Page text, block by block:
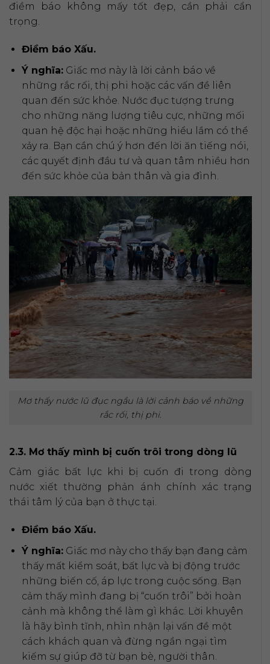
điềm báo không mấy tốt đẹp, cần phải cẩn
trọng.
Điềm báo Xấu.
Ý nghĩa:Giấc mơ này là lời cảnh báo về
những rắc rối, thị phi hoặc các vấn đề liên
quan đến sức khỏe. Nước đục tượng trưng
cho những năng lượng tiêu cực, những mối
quan hệ độc hại hoặc những hiểu lầm có thể
xảy ra. Bạn cần chú ý hơn đến lời ăn tiếng nói,
các quyết định đầu tư và quan tâm nhiều hơn
đến sức khỏe của bản thân và gia đình.
Mơ thấy nước lũ đục ngầu là lời cảnh báo về những
rắc rối, thị phi.
2.3. Mơ thấy mình bị cuốn trôi trong dòng lũ
Cảm giác bất lực khi bị cuốn đi trong dòng
nước xiết thường phản ánh chính xác trạng
thái tâm lý của bạn ở thực tại.
Điềm báo Xấu.
Ý nghĩa:Giấc mơ này cho thấy bạn đang cảm
thấy mất kiểm soát, bất lực và bị động trước
những biến cố, áp lực trong cuộc sống. Bạn
cảm thấy mình đang bị “cuốn trôi” bởi hoàn
cảnh mà không thể làm gì khác. Lời khuyên
là hãy bình tĩnh, nhìn nhận lại vấn đề một
cách khách quan và đừng ngần ngại tìm
kiếm sự giúp đỡ từ bạn bè, người thân.